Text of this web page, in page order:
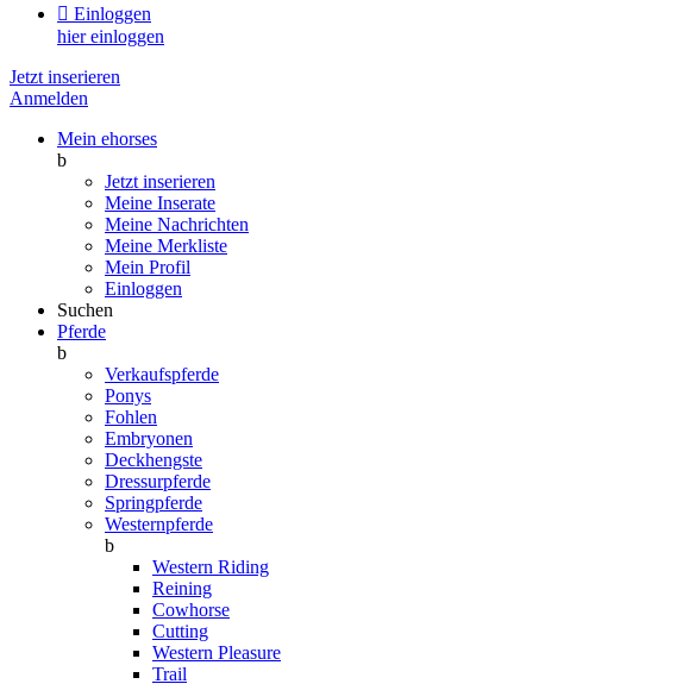
 Einloggen
hier einloggen
Jetzt inserieren
Anmelden
Mein ehorses
b
Jetzt inserieren
Meine Inserate
Meine Nachrichten
Meine Merkliste
Mein Profil
Einloggen
Suchen
Pferde
b
Verkaufspferde
Ponys
Fohlen
Embryonen
Deckhengste
Dressurpferde
Springpferde
Westernpferde
b
Western Riding
Reining
Cowhorse
Cutting
Western Pleasure
Trail